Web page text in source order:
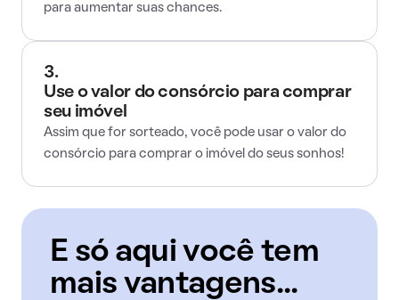
para aumentar suas chances.
3.
Use o valor do consórcio para comprar
seu imóvel
Assim que for sorteado, você pode usar o valor do
consórcio para comprar o imóvel do seus sonhos!
E só aqui você tem
mais vantagens...